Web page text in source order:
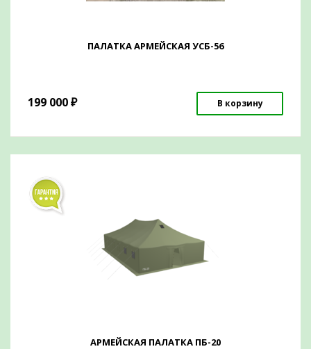
ПАЛАТКА АРМЕЙСКАЯ УСБ-56
199 000₽ В корзину
АРМЕЙСКАЯ ПАЛАТКА ПБ-20